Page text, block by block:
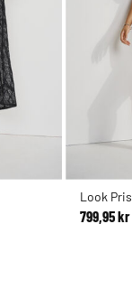
Look Pris
799,95 kr